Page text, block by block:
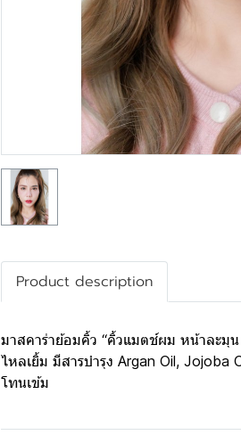
Product description
มาสคาร่าย้อมคิ้ว “คิ้วแมตช์ผม หน้าละ
ไหลเยิ้ม มีสารบำรุง Argan Oil, Jojoba
โทนเข้ม